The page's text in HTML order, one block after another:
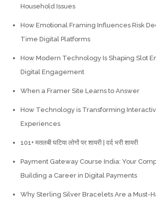
Household Issues
How Emotional Framing Influences Risk
Time Digital Platforms
How Modern Technology Is Shaping Slot
Digital Engagement
When a Framer Site Learns to Answer
How Technology is Transforming
Experiences
101+ मतलबी घटिया लोगों पर शायरी | दर्द भरी शायरी
Payment Gateway Course India: Your
Building a Career in Digital Payments
Why Sterling Silver Bracelets Are a Must-